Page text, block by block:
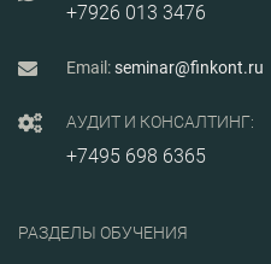
+7926 013 3476
Email:seminar@finkont.ru
АУДИТ И КОНСАЛТИНГ:
+7495 698 6365
РАЗДЕЛЫ ОБУЧЕНИЯ